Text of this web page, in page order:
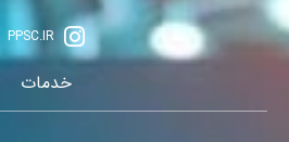
PPSC.IR
خدمات